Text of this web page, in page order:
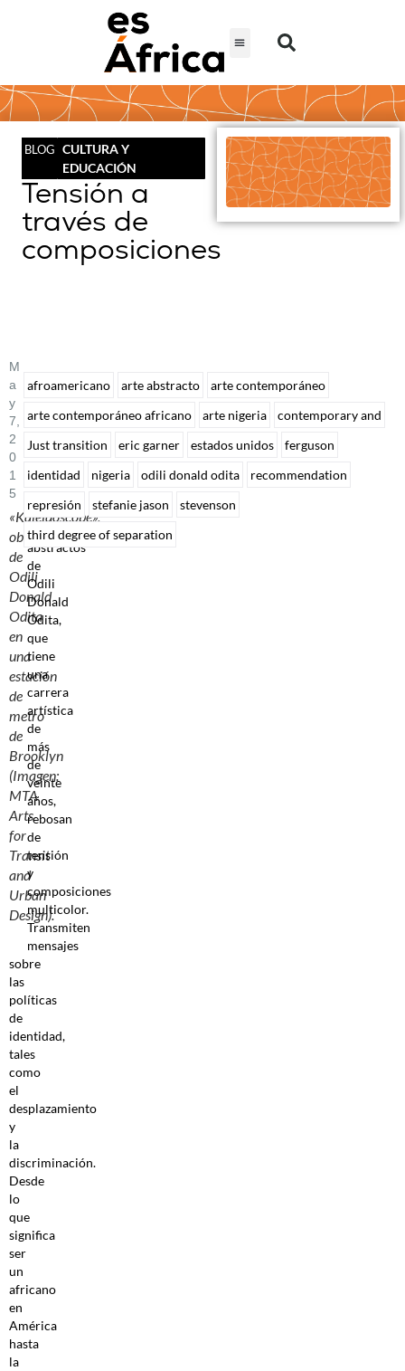
BLOG CULTURA Y
EDUCACIÓN
Tensión a
través de
composiciones
M
A
Y
7,
2
0
1
5
«Kaleidoscope»,
obra
de
Odili
Donald
Odita
en
una
estación
de
metro
de
Brooklyn
(Imagen:
MTA
Arts
for
Transit
and
Urban
Design).
Los
cuadros
abstractos
de
Odili
Donald
Odita,
que
tiene
una
carrera
artística
de
más
de
veinte
años,
rebosan
de
tensión
y
composiciones
multicolor.
Transmiten
mensajes
sobre
las
políticas
de
identidad,
tales
como
el
desplazamiento
y
la
discriminación.
Desde
lo
que
significa
ser
un
africano
en
América
hasta
la
afroamericano arte abstracto
arte contemporáneo
arte contemporáneo africano
arte nigeria
contemporary and
Just transition
eric garner estados unidos
ferguson
identidad
nigeria odili donald odita
recommendation
represión
stefanie jason
stevenson
third degree of separation